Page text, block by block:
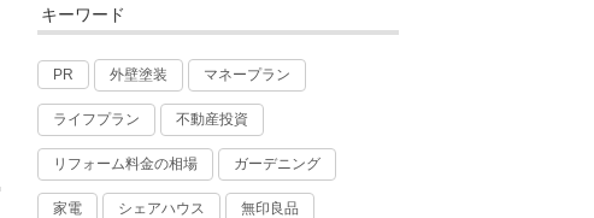
キーワード
PR 外壁塗装 マネープラン
ライフプラン 不動産投資
リフォーム料金の相場 ガーデニング
家電 シェアハウス 無印良品